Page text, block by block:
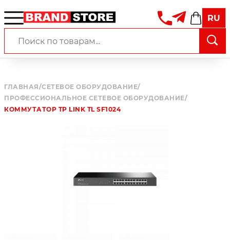
RU
ГЛАВНАЯ/СЕТЕВОЕ ОБОРУДОВАНИЕ/
ПРОФЕССИОНАЛЬНОЕ СЕТЕВОЕ ОБОРУДОВАНИЕ/
КОММУТАТОР TP LINK TL SF1024